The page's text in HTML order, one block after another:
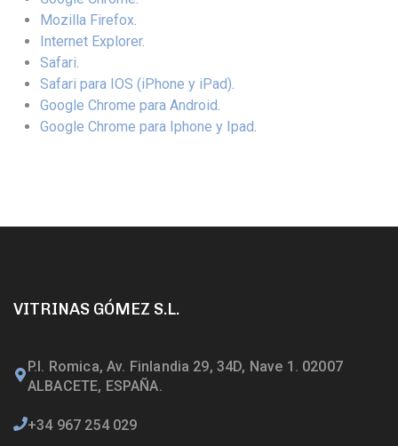
Mozilla Firefox
Internet Explorer.
Safari
Safari para IOS (iPhone y iPad)
Google Chrome para Android
Google Chrome para Iphone y Ipad
VITRINAS GÓMEZ S.L.
P.I. Romica, Av. Finlandia 29, 34D, Nave 1. 02007
ALBACETE, ESPAÑA.
+34 967 254 029